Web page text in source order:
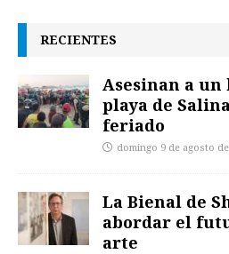
RECIENTES
Asesinan a
playa de
feriado
domingo 9 de agosto
La Bienal de
abordar el
arte